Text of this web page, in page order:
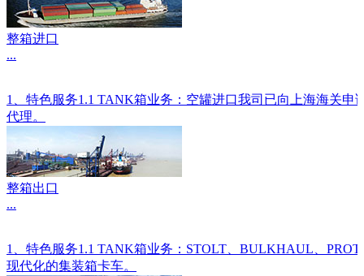
整箱进口
...
1、特色服务1.1 TANK箱业务：空罐进口我司已向上海海关
代理。
整箱出口
...
1、特色服务1.1 TANK箱业务：STOLT、BULKHAUL、
现代化的集装箱卡车。